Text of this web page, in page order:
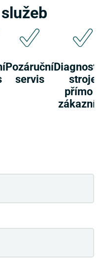
Pozáruční
servis
stroje
přímo u